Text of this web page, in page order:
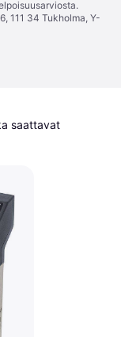
111 34 Tukholma, Y-
saattavat